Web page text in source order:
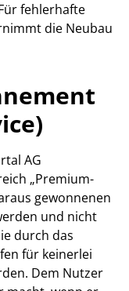
fehlerhafte
die Neubau
AG
„Premium-
gewonnenen
und nicht
durch das
für keinerlei
Dem Nutzer